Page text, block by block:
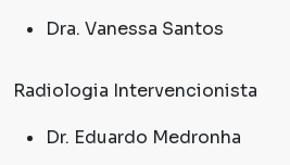
Dra. Vanessa Santos
Radiologia Intervencionista
Dr. Eduardo Medronha